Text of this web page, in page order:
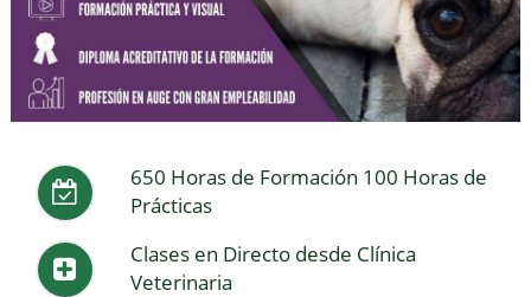
650 Horas de Formación 100 Horas de
Prácticas
Clases en Directo desde Clínica
Veterinaria